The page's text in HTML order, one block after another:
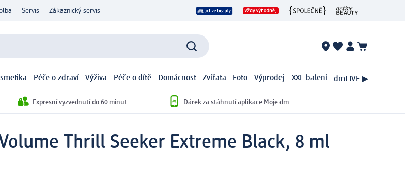
Servis Zákaznický servis
Péče o zdraví Výživa Péče o dítě Domácnost Zvířata Foto Výprodej XXL balení dmLIVE ▶
Expresní vyzvednutí do 60 minut Dárek za stáhnutí aplikace Moje dm
Thrill Seeker Extreme Black, 8 ml